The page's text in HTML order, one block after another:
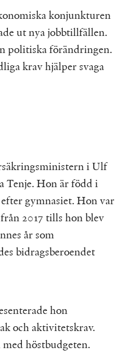
konjunkturen
ut nya jobbtillfällen.
politiska förändringen.
krav hjälper svaga
i Ulf
Tenje. Hon är född i
gymnasiet. Hon var
2017 tills hon blev
år som
bidragsberoendet
hon
och aktivitetskrav.
höstbudgeten.